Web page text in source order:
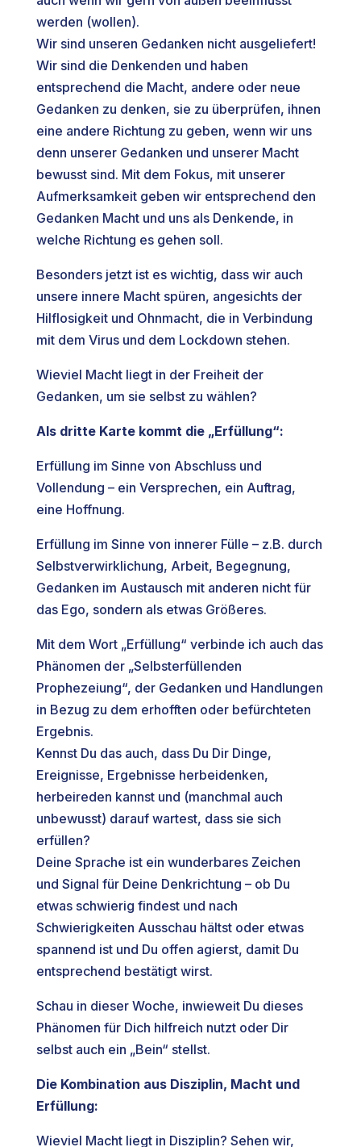
werden (wollen).
Wir sind unseren Gedanken nicht ausgeliefert!
Wir sind die Denkenden und haben
entsprechend die Macht, andere oder neue
Gedanken zu denken, sie zu überprüfen, ihnen
eine andere Richtung zu geben, wenn wir uns
denn unserer Gedanken und unserer Macht
bewusst sind. Mit dem Fokus, mit unserer
Aufmerksamkeit geben wir entsprechend den
Gedanken Macht und uns als Denkende, in
welche Richtung es gehen soll.
Besonders jetzt ist es wichtig, dass wir auch
unsere innere Macht spüren, angesichts der
Hilflosigkeit und Ohnmacht, die in Verbindung
mit dem Virus und dem Lockdown stehen.
Wieviel Macht liegt in der Freiheit der
Gedanken, um sie selbst zu wählen?
Als dritte Karte kommt die „Erfüllung“:
Erfüllung im Sinne von Abschluss und
Vollendung – ein Versprechen, ein Auftrag,
eine Hoffnung.
Erfüllung im Sinne von innerer Fülle – z.B. durch
Selbstverwirklichung, Arbeit, Begegnung,
Gedanken im Austausch mit anderen nicht für
das Ego, sondern als etwas Größeres.
Mit dem Wort „Erfüllung“ verbinde ich auch das
Phänomen der „Selbsterfüllenden
Prophezeiung“, der Gedanken und Handlungen
in Bezug zu dem erhofften oder befürchteten
Ergebnis.
Kennst Du das auch, dass Du Dir Dinge,
Ereignisse, Ergebnisse herbeidenken,
herbeireden kannst und (manchmal auch
unbewusst) darauf wartest, dass sie sich
erfüllen?
Deine Sprache ist ein wunderbares Zeichen
und Signal für Deine Denkrichtung – ob Du
etwas schwierig findest und nach
Schwierigkeiten Ausschau hältst oder etwas
spannend ist und Du offen agierst, damit Du
entsprechend bestätigt wirst.
Schau in dieser Woche, inwieweit Du dieses
Phänomen für Dich hilfreich nutzt oder Dir
selbst auch ein „Bein“ stellst.
Die Kombination aus Disziplin, Macht und
Erfüllung:
Wieviel Macht liegt in Disziplin? Sehen wir,